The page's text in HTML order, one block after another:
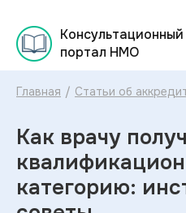
Консультационный
портал НМО
Главная / Статьи об
Консультационном
портале НМО
Как врачу
категорию: